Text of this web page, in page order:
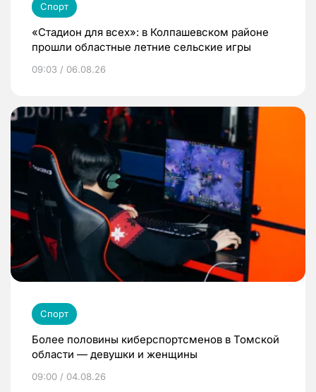
Спорт
«Стадион для всех»: в Колпашевском районе
прошли областные летние сельские игры
09:03 / 06.08.26
Спорт
Более половины киберспортсменов в Томской
области — девушки и женщины
09:00 / 04.08.26